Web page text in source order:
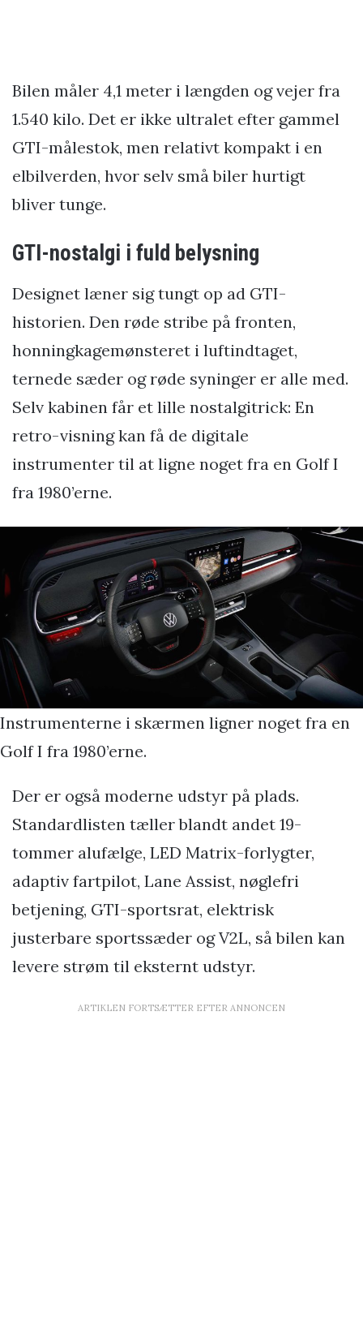
Bilen måler 4,1 meter i længden og vejer fra
1.540 kilo. Det er ikke ultralet efter gammel
GTI-målestok, men relativt kompakt i en
elbilverden, hvor selv små biler hurtigt
bliver tunge.
GTI-nostalgi i fuld belysning
Designet læner sig tungt op ad GTI-
historien. Den røde stribe på fronten,
honningkagemønsteret i luftindtaget,
ternede sæder og røde syninger er alle med.
Selv kabinen får et lille nostalgitrick: En
retro-visning kan få de digitale
instrumenter til at ligne noget fra en Golf I
fra 1980’erne.
Instrumenterne i skærmen ligner noget fra en
Golf I fra 1980’erne.
Der er også moderne udstyr på plads.
Standardlisten tæller blandt andet 19-
tommer alufælge, LED Matrix-forlygter,
adaptiv fartpilot, Lane Assist, nøglefri
betjening, GTI-sportsrat, elektrisk
justerbare sportssæder og V2L, så bilen kan
levere strøm til eksternt udstyr.
ARTIKLEN FORTSÆTTER EFTER ANNONCEN